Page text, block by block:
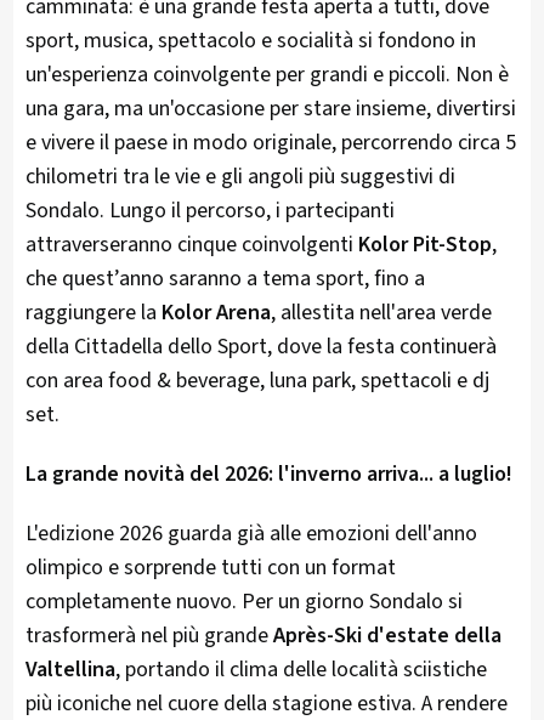
camminata: è una grande festa aperta a tutti, dove
sport, musica, spettacolo e socialità si fondono in
un'esperienza coinvolgente per grandi e piccoli. Non è
una gara, ma un'occasione per stare insieme, divertirsi
e vivere il paese in modo originale, percorrendo circa 5
chilometri tra le vie e gli angoli più suggestivi di
Sondalo. Lungo il percorso, i partecipanti
attraverseranno cinque coinvolgenti Kolor Pit-Stop,
che quest’anno saranno a tema sport, fino a
raggiungere la Kolor Arena, allestita nell'area verde
della Cittadella dello Sport, dove la festa continuerà
con area food & beverage, luna park, spettacoli e dj
set.
La grande novità del 2026: l'inverno arriva... a luglio!
L'edizione 2026 guarda già alle emozioni dell'anno
olimpico e sorprende tutti con un format
completamente nuovo. Per un giorno Sondalo si
trasformerà nel più grandeAprès-Ski d'estate della
Valtellina, portando il clima delle località sciistiche
più iconiche nel cuore della stagione estiva. A rendere